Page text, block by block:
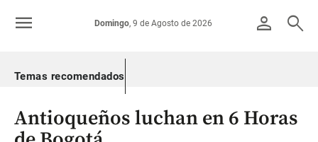
Colombia
person search
Domingo, 9 de Agosto de 2026
menu
Temas recomendados
Antioqueños luchan en 6 Horas